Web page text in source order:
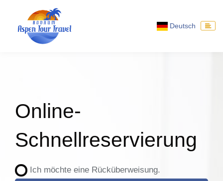
Deutsch
Online-
Schnellreservierung
Ich möchte eine Rücküberweisung.